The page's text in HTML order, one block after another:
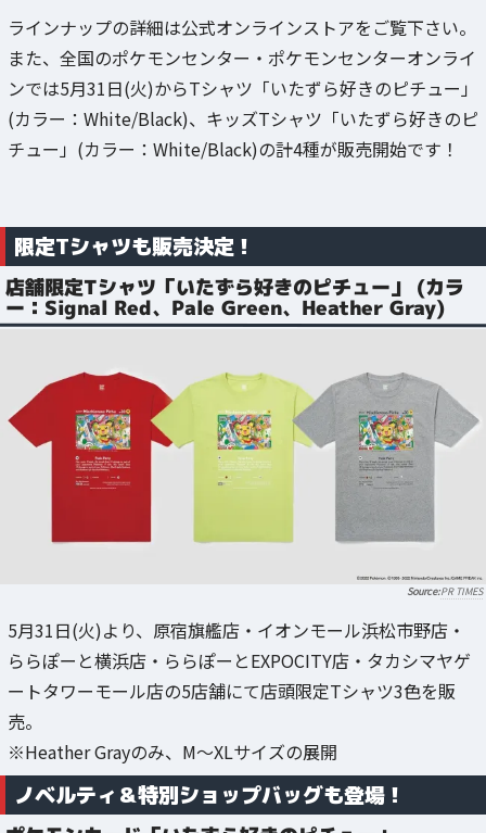
ラインナップの詳細は公式オンラインストアをご覧下さい。
また、全国のポケモンセンター・ポケモンセンターオンライ
ンでは5月31日(火)からTシャツ「いたずら好きのピチュー」
(カラー：White/Black)、キッズTシャツ「いたずら好きのピ
チュー」(カラー：White/Black)の計4種が販売開始です！
限定Tシャツも販売決定！
店舗限定Tシャツ「いたずら好きのピチュー」 (カラ
ー：Signal Red、Pale Green、Heather Gray)
PR TIMES
5月31日(火)より、原宿旗艦店・イオンモール浜松市野店・
ららぽーと横浜店・ららぽーとEXPOCITY店・タカシマヤゲ
ートタワーモール店の5店舗にて店頭限定Tシャツ3色を販
売。
※Heather Grayのみ、M〜XLサイズの展開
ノベルティ＆特別ショップバッグも登場！